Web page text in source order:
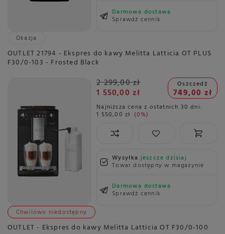
Darmowa dostawa
Sprawdź cennik
Okazja
OUTLET 21794 - Ekspres do kawy Melitta Latticia OT PLUS
F30/0-103 - Frosted Black
2 299,00 zł
1 550,00 zł
Oszczedź
749,00 zł
Najniższa cena z ostatnich 30 dni:
1 550,00 zł 0%
Wysyłkajeszcze dzisiaj
Towar dostępny w magazynie
Darmowa dostawa
Sprawdź cennik
Chwilowo niedostępny
OUTLET - Ekspres do kawy Melitta Latticia OT F30/0-100